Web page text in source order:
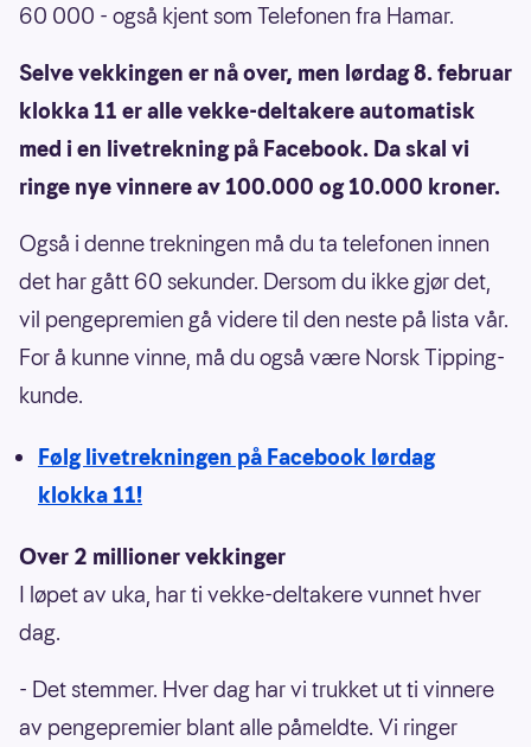
60 000 - også kjent som Telefonen fra Hamar.
Selve vekkingen er nå over, men lørdag 8. februar
klokka 11 er alle vekke-deltakere automatisk
med i en livetrekning på Facebook. Da skal vi
ringe nye vinnere av 100.000 og 10.000 kroner.
Også i denne trekningen må du ta telefonen innen
det har gått 60 sekunder. Dersom du ikke gjør det,
vil pengepremien gå videre til den neste på lista vår.
For å kunne vinne, må du også være Norsk Tipping-
kunde.
Følg livetrekningen på Facebook lørdag
klokka 11!
Over 2 millioner vekkinger
I løpet av uka, har ti vekke-deltakere vunnet hver
dag.
- Det stemmer. Hver dag har vi trukket ut ti vinnere
av pengepremier blant alle påmeldte. Vi ringer